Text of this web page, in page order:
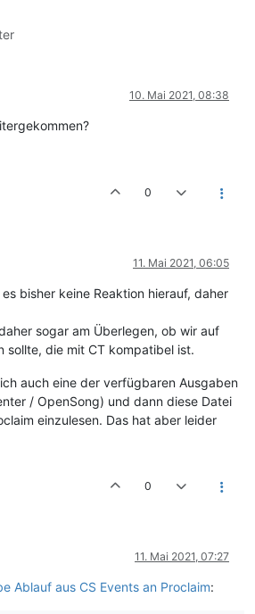
10. Mai 2021, 08:38
0
11. Mai 2021, 06:05
bisher keine Reaktion hierauf, daher
sogar am Überlegen, ob wir auf
sollte, die mit CT kompatibel ist.
auch eine der verfügbaren Ausgaben
/ OpenSong) und dann diese Datei
einzulesen. Das hat aber leider
0
11. Mai 2021, 07:27
Ablauf aus CS Events an Proclaim: